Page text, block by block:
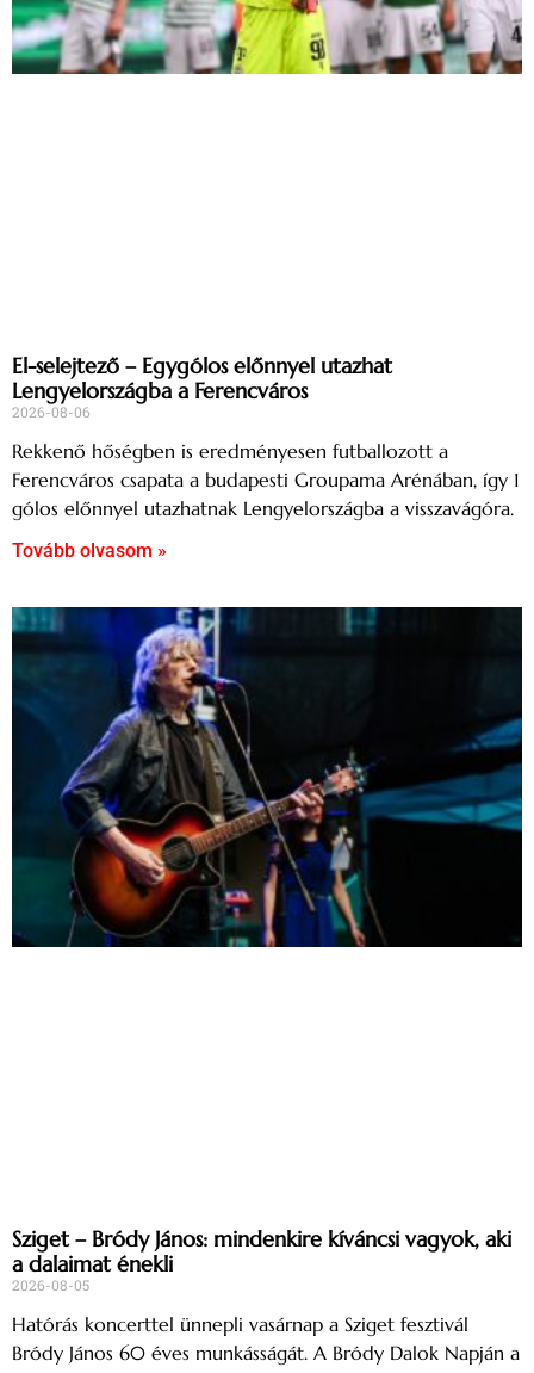
El-selejtező – Egygólos előnnyel utazhat
Lengyelországba a Ferencváros
2026-08-06
Rekkenő hőségben is eredményesen futballozott a
Ferencváros csapata a budapesti Groupama Arénában, így 1
gólos előnnyel utazhatnak Lengyelországba a visszavágóra.
Tovább olvasom »
Sziget – Bródy János: mindenkire kíváncsi vagyok, aki
a dalaimat énekli
2026-08-05
Hatórás koncerttel ünnepli vasárnap a Sziget fesztivál
Bródy János 60 éves munkásságát. A Bródy Dalok Napján a